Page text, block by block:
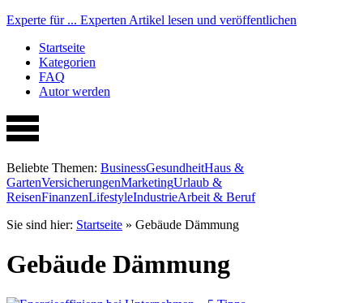
Experte für ... Experten Artikel lesen und veröffentlichen
Startseite
Kategorien
FAQ
Autor werden
Beliebte Themen: BusinessGesundheitHaus &
GartenVersicherungenMarketingUrlaub &
ReisenFinanzenLifestyleIndustrieArbeit & Beruf
Sie sind hier: Startseite » Gebäude Dämmung
Gebäude Dämmung